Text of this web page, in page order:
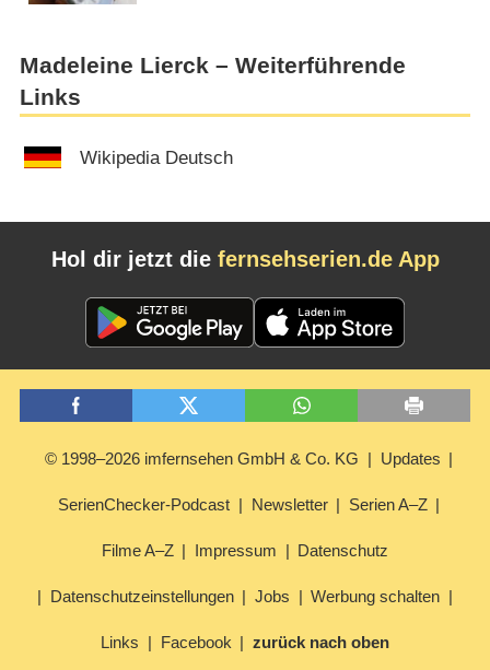
Madeleine Lierck – Weiterführende
Links
Wikipedia Deutsch
Hol dir jetzt die fernsehserien.de App
© 1998–2026 imfernsehen GmbH & Co. KG Updates
SerienChecker-Podcast Newsletter Serien A–Z
Filme A–Z Impressum Datenschutz
Datenschutzeinstellungen Jobs Werbung schalten
Links Facebook zurück nach oben